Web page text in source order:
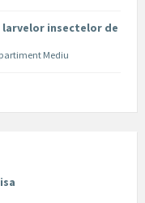
insectelor de
Mediu